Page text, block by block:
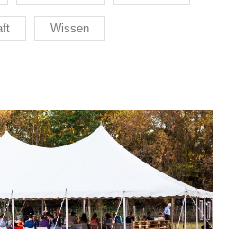
Wissen